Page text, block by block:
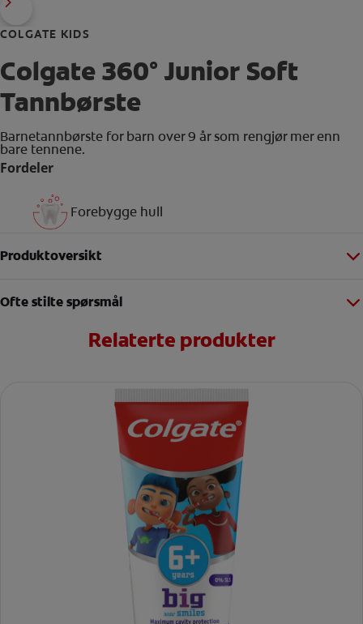
COLGATE KIDS
Colgate 360° Junior Soft
Tannbørste
Barnetannbørste for barn over 9 år som rengjør mer enn
bare tennene.
Fordeler
Forebygge hull
Produktoversikt
Ofte stilte spørsmål
Relaterte produkter